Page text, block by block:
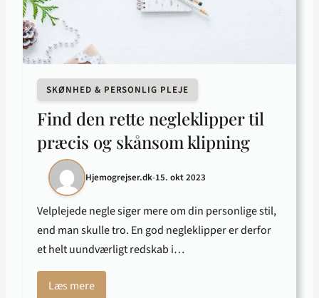
SKØNHED & PERSONLIG PLEJE
Find den rette negleklipper til
præcis og skånsom klipning
Hjemogrejser.dk•15. okt 2023
Velplejede negle siger mere om din personlige stil,
end man skulle tro. En god negleklipper er derfor
et helt uundværligt redskab i…
Læs mere